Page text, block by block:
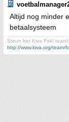
Altijd nog minder
betaalsysteem
Steun het Kiva Fok! team!
http://www.kiva.org/team/